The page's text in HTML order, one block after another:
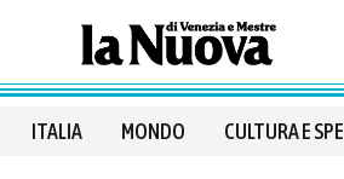
ITALIA MONDO CULTURA E